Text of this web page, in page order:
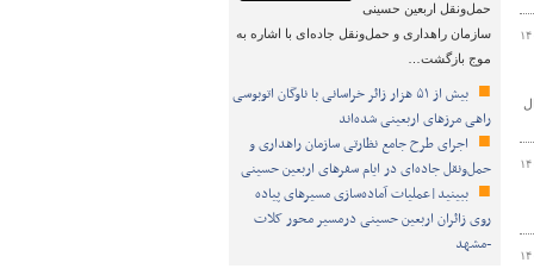
حمل‌ونقل اربعین حسینی
سازمان راهداری و حمل‌ونقل جاده‌ای با اشاره به
موج بازگشت…
بیش از ۵۱ هزار زائر خراسانی با ناوگان اتوبوسی
راهی مرزهای اربعینی شده‌اند
اجرای طرح جامع نظارتی سازمان راهداری و
حمل‌ونقل جاده‌ای در ایام سفرهای اربعین حسینی
ببینید|عملیات آماده‌سازی مسیرهای پیاده
روی زائران اربعین حسینی درمسیر محور کلات
-مشهد
سال